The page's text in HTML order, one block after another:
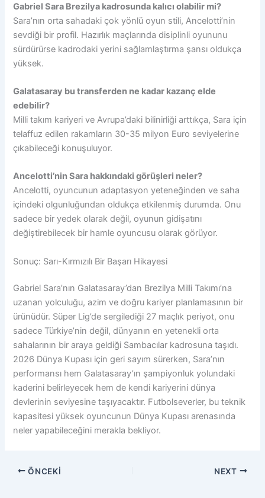
Gabriel Sara Brezilya kadrosunda kalıcı olabilir mi?
Sara’nın orta sahadaki çok yönlü oyun stili, Ancelotti’nin
sevdiği bir profil. Hazırlık maçlarında disiplinli oyununu
sürdürürse kadrodaki yerini sağlamlaştırma şansı oldukça
yüksek.
Galatasaray bu transferden ne kadar kazanç elde
edebilir?
Milli takım kariyeri ve Avrupa’daki bilinirliği arttıkça, Sara için
telaffuz edilen rakamların 30-35 milyon Euro seviyelerine
çıkabileceği konuşuluyor.
Ancelotti’nin Sara hakkındaki görüşleri neler?
Ancelotti, oyuncunun adaptasyon yeteneğinden ve saha
içindeki olgunluğundan oldukça etkilenmiş durumda. Onu
sadece bir yedek olarak değil, oyunun gidişatını
değiştirebilecek bir hamle oyuncusu olarak görüyor.
Sonuç: Sarı-Kırmızılı Bir Başarı Hikayesi
Gabriel Sara’nın Galatasaray’dan Brezilya Milli Takımı’na
uzanan yolculuğu, azim ve doğru kariyer planlamasının bir
ürünüdür. Süper Lig’de sergilediği 27 maçlık periyot, onu
sadece Türkiye’nin değil, dünyanın en yetenekli orta
sahalarının bir araya geldiği Sambacılar kadrosuna taşıdı.
2026 Dünya Kupası için geri sayım sürerken, Sara’nın
performansı hem Galatasaray’ın şampiyonluk yolundaki
kaderini belirleyecek hem de kendi kariyerini dünya
devlerinin seviyesine taşıyacaktır. Futbolseverler, bu teknik
kapasitesi yüksek oyuncunun Dünya Kupası arenasında
neler yapabileceğini merakla bekliyor.
ÖNCEKI NEXT